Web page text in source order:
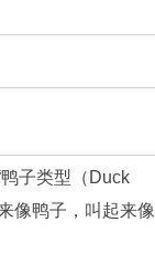
子类型（Duck
像鸭子，叫起来像